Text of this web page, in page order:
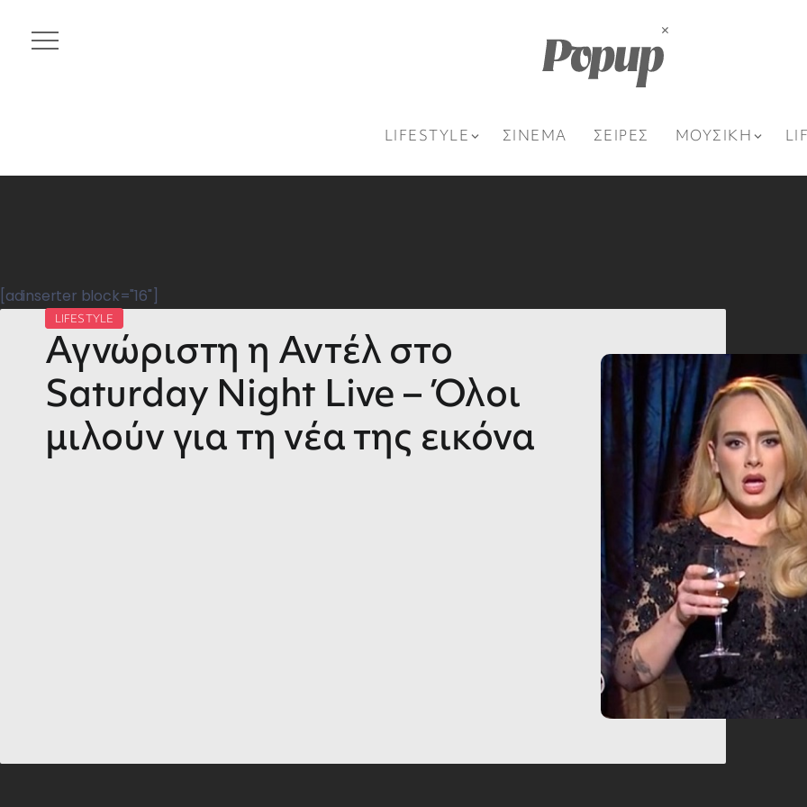
LIFESTYLE ΣΙΝΕΜΑ ΣΕΙΡΕΣ ΜΟΥΣΙΚΗ
[adinserter block="16"]
LIFESTYLE
Αγνώριστη η Αντέλ στο
Saturday Night Live – Όλοι
μιλούν για τη νέα της εικόνα